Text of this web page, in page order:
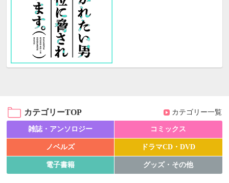
カテゴリーTOP カテゴリー一覧
雑誌・アンソロジー コミックス
ノベルズ ドラマCD・DVD
電子書籍 グッズ・その他